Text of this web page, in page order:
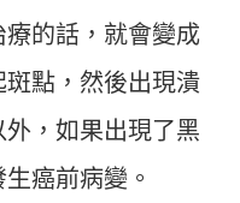
的話，就會變成
點，然後出現潰
，如果出現了黑
癌前病變。